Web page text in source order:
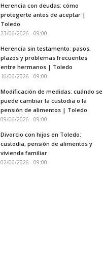
Herencia con deudas: cómo
protegerte antes de aceptar |
Toledo
23/06/2026 - 09:00
Herencia sin testamento: pasos,
plazos y problemas frecuentes
entre hermanos | Toledo
16/06/2026 - 09:00
Modificación de medidas: cuándo se
puede cambiar la custodia o la
pensión de alimentos | Toledo
09/06/2026 - 09:00
Divorcio con hijos en Toledo:
custodia, pensión de alimentos y
vivienda familiar
02/06/2026 - 09:00